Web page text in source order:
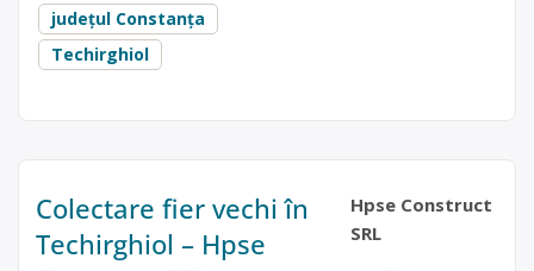
județul Constanța
Techirghiol
Colectare fier vechi în
Techirghiol – Hpse
Hpse Construct
SRL